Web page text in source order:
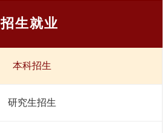
招生就业
本科招生
研究生招生